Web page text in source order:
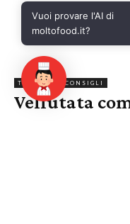
Vuoi provare l'AI di
moltofood.it?